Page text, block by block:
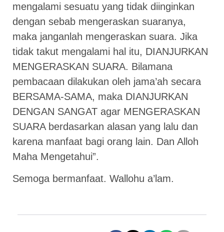
mengalami sesuatu yang tidak diinginkan
dengan sebab mengeraskan suaranya,
maka janganlah mengeraskan suara. Jika
tidak takut mengalami hal itu, DIANJURKAN
MENGERASKAN SUARA. Bilamana
pembacaan dilakukan oleh jama’ah secara
BERSAMA-SAMA, maka DIANJURKAN
DENGAN SANGAT agar MENGERASKAN
SUARA berdasarkan alasan yang lalu dan
karena manfaat bagi orang lain. Dan Alloh
Maha Mengetahui”.
Semoga bermanfaat. Wallohu a’lam.